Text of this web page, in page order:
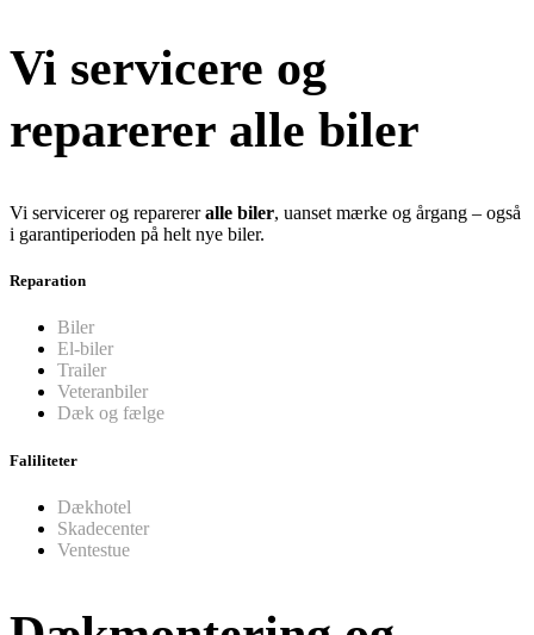
Vi servicere og
reparerer alle biler
Vi servicerer og reparereralle biler, uanset mærke og årgang – også
i garantiperioden på helt nye biler.
Reparation
Biler
El-biler
Trailer
Veteranbiler
Dæk og fælge
Faliliteter
Dækhotel
Skadecenter
Ventestue